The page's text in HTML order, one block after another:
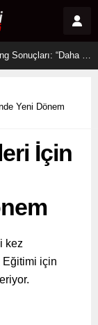
2 Ağustos 2026 Sosyal Medya Reyting Sonuçları: “Daha 17” Ekranlara Ambargo Koydu!
Yeni Dönem
İçin
kez
için